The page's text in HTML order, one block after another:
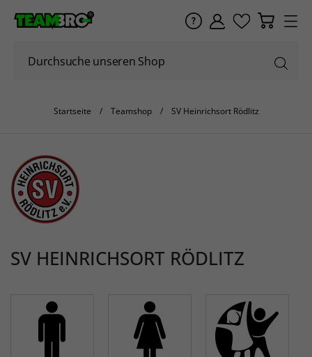
Startseite Teamshop SV Heinrichsort Rödlitz
SV HEINRICHSORT RÖDLITZ